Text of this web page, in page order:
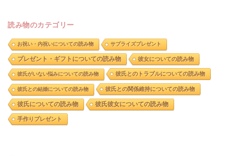
読み物のカテゴリー
お祝い・内祝いについての読み物 サプライズプレゼント
プレゼント・ギフトについての読み物 彼女についての読み物
彼氏がいない悩みについての読み物 彼氏とのトラブルについての読み物
彼氏との結婚についての読み物 彼氏との関係維持についての読み物
彼氏についての読み物 彼氏彼女についての読み物
手作りプレゼント